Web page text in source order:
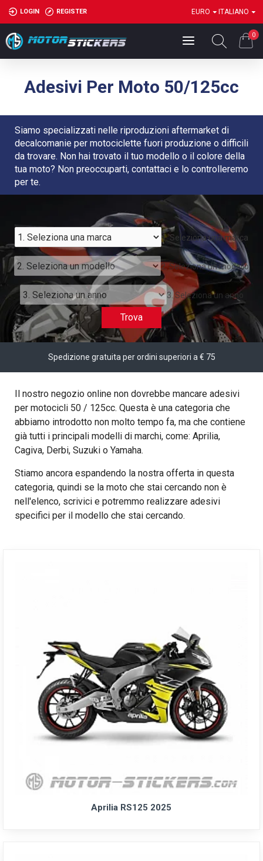
LOGIN REGISTER EURO ITALIANO
0
Adesivi Per Moto 50/125cc
Siamo specializzati nelle riproduzioni aftermarket di
decalcomanie per motociclette fuori produzione o difficili
da trovare. Non hai trovato il tuo modello o il colore della
tua moto? Non preoccuparti, contattaci e lo controlleremo
per te.
1. Seleziona una marca
2. Seleziona un modello
3. Seleziona un anno
Trova
Spedizione gratuita per ordini superiori a € 75
Il nostro negozio online non dovrebbe mancare adesivi
per motocicli 50 / 125cc. Questa è una categoria che
abbiamo introdotto non molto tempo fa, ma che contiene
già tutti i principali modelli di marchi, come: Aprilia,
Cagiva, Derbi, Suzuki o Yamaha.
Stiamo ancora espandendo la nostra offerta in questa
categoria, quindi se la moto che stai cercando non è
nell'elenco, scrivici e potremmo realizzare adesivi
specifici per il modello che stai cercando.
Aprilia RS125 2025